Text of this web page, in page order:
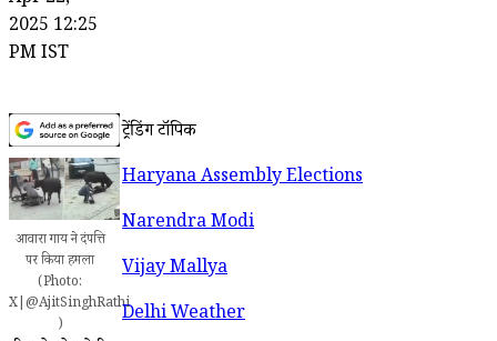
2025 12:25
PM IST
आवारा गाय ने दंपत्ति
पर किया हमला
(Photo:
X|@AjitSinghRathi
)
ट्रेंडिंग टॉपिक
Haryana Assembly Elections
Narendra Modi
Vijay Mallya
Delhi Weather